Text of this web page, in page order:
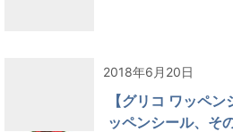
2018年6月20日
【グリコ ワッペ
ッペンシール、そ